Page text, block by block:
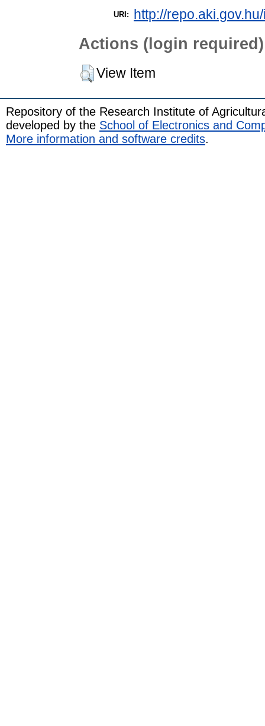
URI:
http://
Actions (login required)
View Item
Repository of the Research Institute of
developed by the School of Electronics and
More information and software credits.